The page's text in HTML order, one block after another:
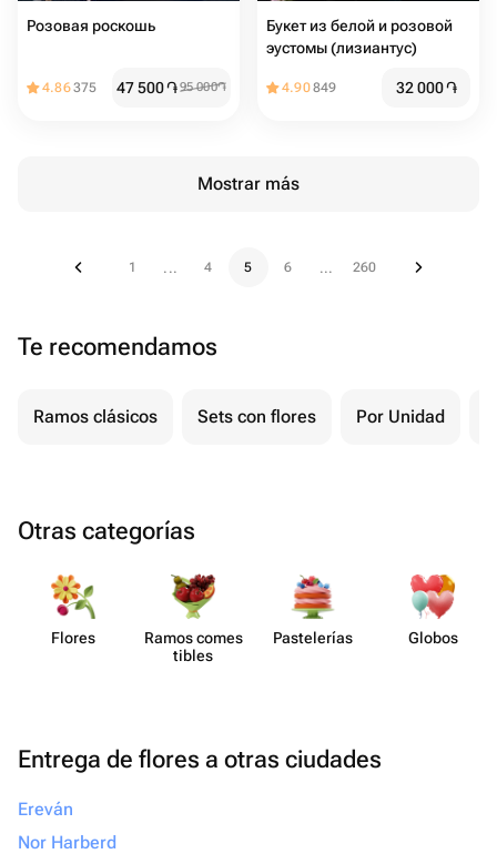
Розовая роскошь
4.86375 47 500֏95 000֏
Букет из белой и розовой
эустомы (лизиантус)
4.90849 32 000֏
Mostrar más
1 ... 4 5 6 ... 260
Te recomendamos
Ramos clásicos Sets con flores Por Unidad
Otras categorías
Flores
Ramos comes​
tibles
Paste​lerías Globos
Entrega de flores a otras ciudades
Ereván
Nor Harberd